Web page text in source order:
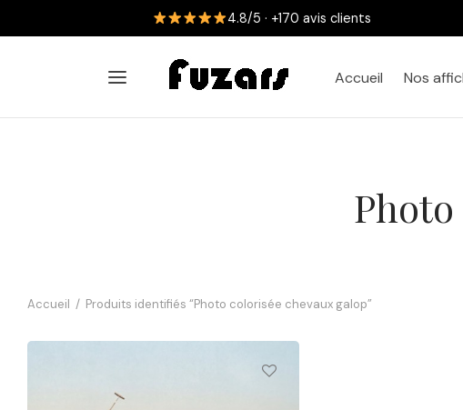
Accueil Nos
Accueil / Produits identifiés “Photo colorisée chevaux galop”